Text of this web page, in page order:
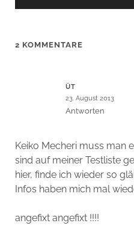
2 KOMMENTARE
ÜT
23. August 2013
Antworten
Keiko Mecheri muss man
sind auf meiner Testliste
hier, finde ich wieder so
Infos haben mich mal
angefixt angefixt !!!!